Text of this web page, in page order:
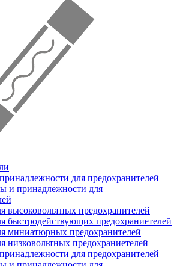
для предохранителей
и принадлежности для
высоковольтных предохранителей
быстродействующих предохраниетелей
миниатюрных предохранителей
низковольтных предохраниетелей
для предохранителей